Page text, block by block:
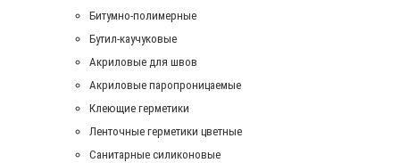
Битумно-полимерные
Бутил-каучуковые
Акриловые для швов
Акриловые паропроницаемые
Клеющие герметики
Ленточные герметики цветные
Санитарные силиконовые